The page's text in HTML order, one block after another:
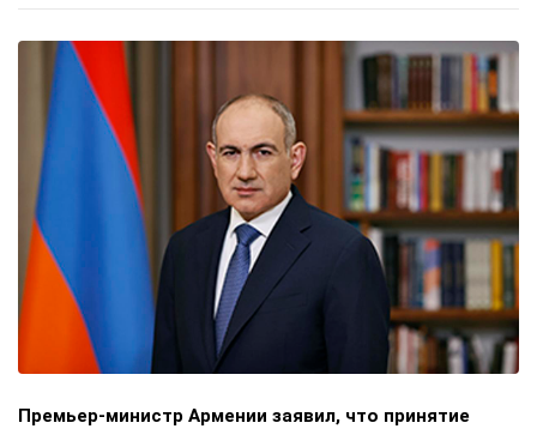
Премьер-министр Армении заявил, что принятие